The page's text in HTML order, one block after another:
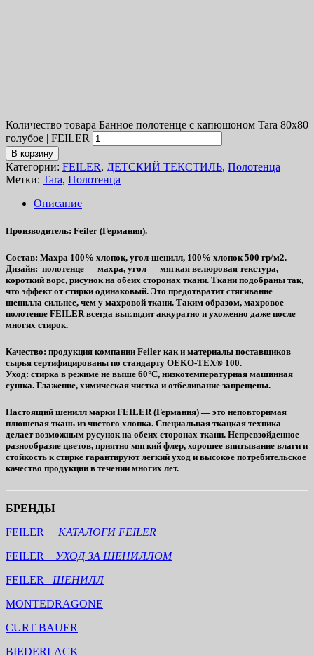
Количество товара Банное полотенце с капюшоном Tara 80х80
голубое | FEILER
В корзину
Категории: FEILER, ДЕТСКИЙ ТЕКСТИЛЬ, Полотенца
Метки: Tara, Полотенца
Описание
Производитель: Feiler (Германия).
Состав: Махра 100% хлопок, угол-шенилл, 100% хлопок 500 гр/м2.
Дизайн: полотенце — махра, угол — мягкая велюровая текстура,
короткий ворс, рисунок на обеих сторонах ткани. Ткани подобраны так,
что эффект от стирки одинаковый. Это предотвратит стягивание
шенилла сильнее, чем у махровой ткани. Таким образом, махровое
полотенце FEILER всегда выглядит аккуратно и ухоженно даже после
многих стирок.
Качество: продукция компании Feiler как и материалы поставщиков
сырья сертифицированы по стандарту OEKO-TEX® 100.
Уход: стирка в режиме не выше 60°C, низкотемпературная машинная
сушка. Глажение, химическая чистка и отбеливание запрещены.
Настоящий шенилл марки FEILER (Германия) — это неповторимая
плюшевая ткань из чистого хлопка. Специальная ткацкая техника
делает возможным русунок на обеих сторонах ткани. Непревзойденное
разнообразие цветов, приятно мягкий флер, хорошее впитывание влаги и
стойкость к стирке гарантируют легкий уход и высокое потребительское
качество продукции в течении многих лет.
БРЕНДЫ
FEILER КАТАЛОГИ FEILER
FEILER
УХОД ЗА ШЕНИЛЛОМ
FEILER ШЕНИЛЛ
MONTEDRAGONE
CURT BAUER
BIEDERLACK